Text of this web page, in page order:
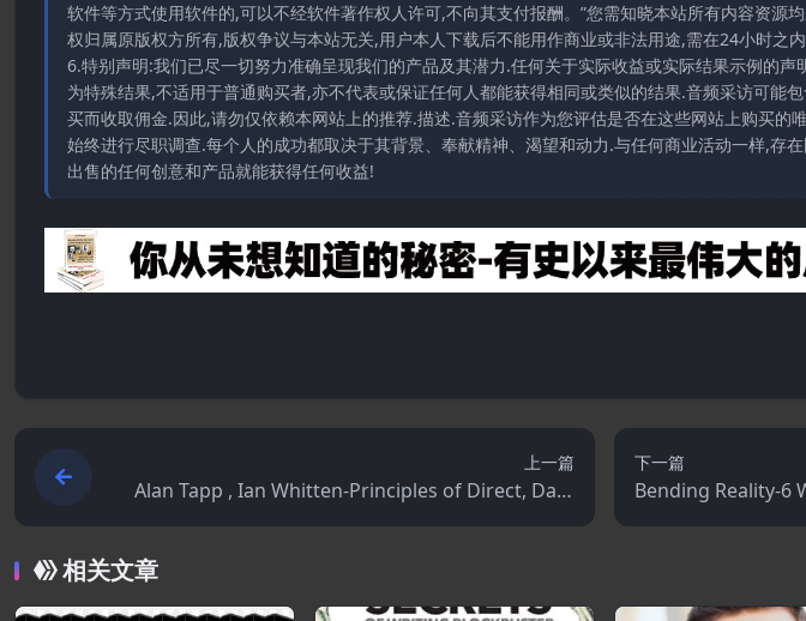
软件等方式使用软件的,可以不经软件著作权人许可,不向其支付报酬。”您需知晓本站所有内容资源
权归属原版权方所有,版权争议与本站无关,用户本人下载后不能用作商业或非法用途,需在24小时之
6.特别声明:我们已尽一切努力准确呈现我们的产品及其潜力.任何关于实际收益或实际结果示例的
为特殊结果,不适用于普通购买者,亦不代表或保证任何人都能获得相同或类似的结果.音频采访可能
买而收取佣金.因此,请勿仅依赖本网站上的推荐.描述.音频采访作为您评估是否在这些网站上购买的
始终进行尽职调查.每个人的成功都取决于其背景、奉献精神、渴望和动力.与任何商业活动一样,存
出售的任何创意和产品就能获得任何收益!
上一篇
Alan Tapp , Ian Whitten-Principles of Direct, Data
base and Digital Marketing.PDF
下一篇
Bending Reality-6
perience
相关文章